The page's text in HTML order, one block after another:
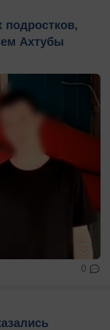
Ахтубы
0